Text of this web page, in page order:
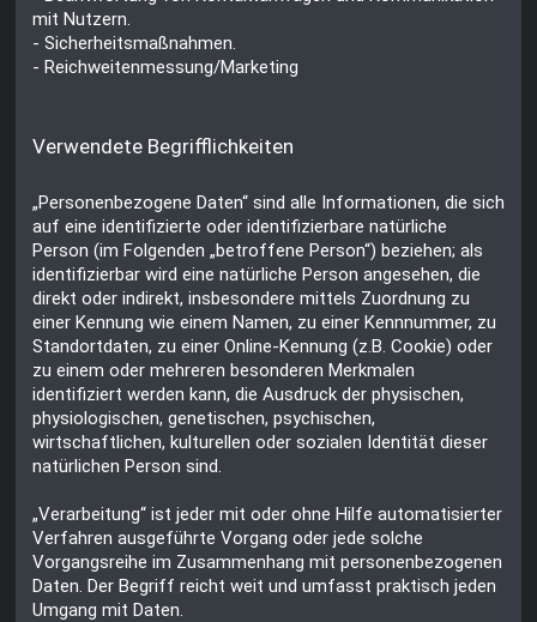
mit Nutzern.
- Sicherheitsmaßnahmen.
- Reichweitenmessung/Marketing
Verwendete Begrifflichkeiten
„Personenbezogene Daten“ sind alle Informationen, die sich
auf eine identifizierte oder identifizierbare natürliche
Person (im Folgenden „betroffene Person“) beziehen; als
identifizierbar wird eine natürliche Person angesehen, die
direkt oder indirekt, insbesondere mittels Zuordnung zu
einer Kennung wie einem Namen, zu einer Kennnummer, zu
Standortdaten, zu einer Online-Kennung (z.B. Cookie) oder
zu einem oder mehreren besonderen Merkmalen
identifiziert werden kann, die Ausdruck der physischen,
physiologischen, genetischen, psychischen,
wirtschaftlichen, kulturellen oder sozialen Identität dieser
natürlichen Person sind.
„Verarbeitung“ ist jeder mit oder ohne Hilfe automatisierter
Verfahren ausgeführte Vorgang oder jede solche
Vorgangsreihe im Zusammenhang mit personenbezogenen
Daten. Der Begriff reicht weit und umfasst praktisch jeden
Umgang mit Daten.